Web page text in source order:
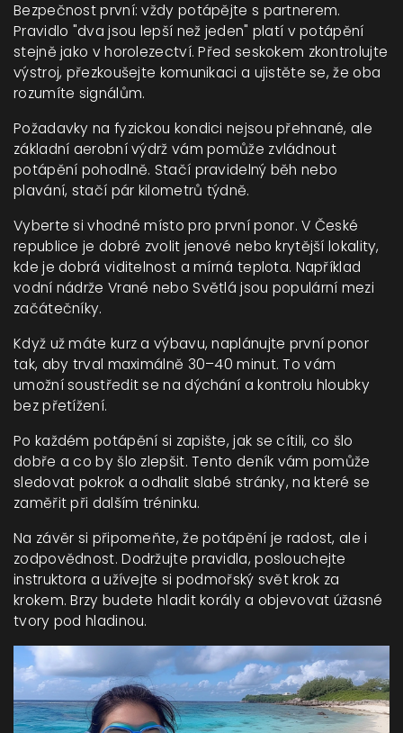
Bezpečnost první: vždy potápějte s partnerem.
Pravidlo "dva jsou lepší než jeden" platí v potápění
stejně jako v horolezectví. Před seskokem zkontrolujte
výstroj, přezkoušejte komunikaci a ujistěte se, že oba
rozumíte signálům.
Požadavky na fyzickou kondici nejsou přehnané, ale
základní aerobní výdrž vám pomůže zvládnout
potápění pohodlně. Stačí pravidelný běh nebo
plavání, stačí pár kilometrů týdně.
Vyberte si vhodné místo pro první ponor. V České
republice je dobré zvolit jenové nebo krytější lokality,
kde je dobrá viditelnost a mírná teplota. Například
vodní nádrže Vrané nebo Světlá jsou populární mezi
začátečníky.
Když už máte kurz a výbavu, naplánujte první ponor
tak, aby trval maximálně 30–40 minut. To vám
umožní soustředit se na dýchání a kontrolu hloubky
bez přetížení.
Po každém potápění si zapište, jak se cítili, co šlo
dobře a co by šlo zlepšit. Tento deník vám pomůže
sledovat pokrok a odhalit slabé stránky, na které se
zaměřit při dalším tréninku.
Na závěr si připomeňte, že potápění je radost, ale i
zodpovědnost. Dodržujte pravidla, poslouchejte
instruktora a užívejte si podmořský svět krok za
krokem. Brzy budete hladit korály a objevovat úžasné
tvory pod hladinou.